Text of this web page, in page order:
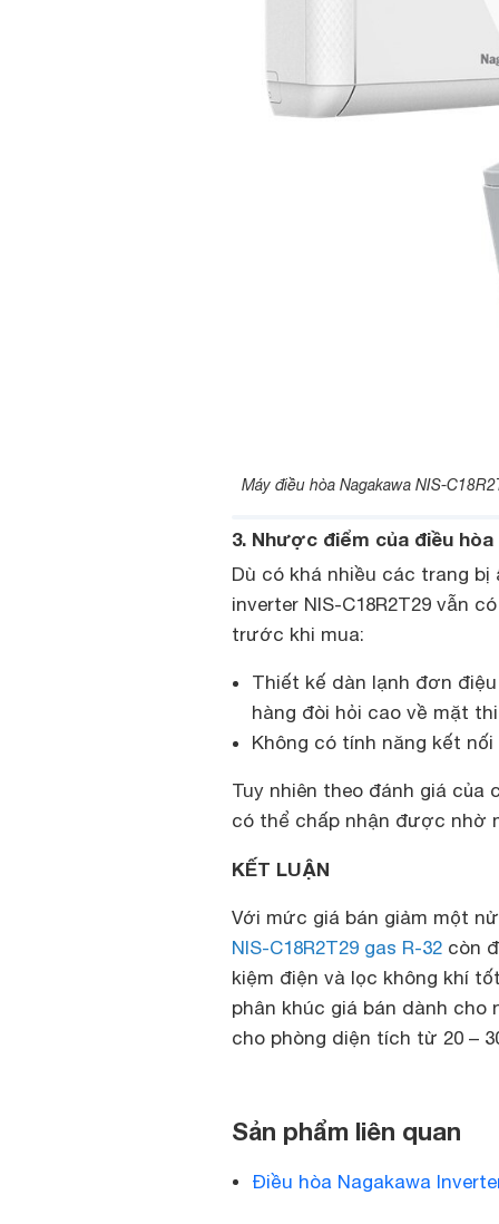
Máy điều hòa Nagakawa NIS-
3. Nhược điểm của điều
Dù có khá nhiều các trang
inverter NIS-C18R2T29 vẫn
trước khi mua:
Thiết kế dàn lạnh đơn
hàng đòi hỏi cao về mặt
Không có tính năng kết
Tuy nhiên theo đánh giá
có thể chấp nhận được nhờ
KẾT LUẬN
Với mức giá bán giảm một
NIS-C18R2T29 gas R-32 còn
kiệm điện và lọc không khí
phân khúc giá bán dành cho
cho phòng diện tích từ 20 –
Sản phẩm liên quan
Điều hòa Nagakawa